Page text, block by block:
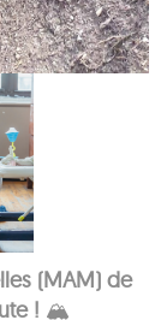
(MAM) de
! 🏔️